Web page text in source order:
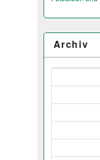
Archiv